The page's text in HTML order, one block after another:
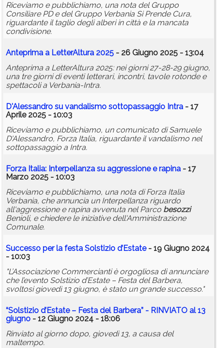
Riceviamo e pubblichiamo, una nota del Gruppo
Consiliare PD e del Gruppo Verbania Si Prende Cura,
riguardante il taglio degli alberi in città e la mancata
condivisione.
Anteprima a LetterAltura 2025 - 26 Giugno 2025 - 13:04
Anteprima a LetterAltura 2025: nei giorni 27-28-29 giugno,
una tre giorni di eventi letterari, incontri, tavole rotonde e
spettacoli a Verbania-Intra.
D'Alessandro su vandalismo sottopassaggio Intra - 17
Aprile 2025 - 10:03
Riceviamo e pubblichiamo, un comunicato di Samuele
D'Alessandro, Forza Italia, riguardante il vandalismo nel
sottopassaggio a Intra.
Forza Italia: Interpellanza su aggressione e rapina - 17
Marzo 2025 - 10:03
Riceviamo e pubblichiamo, una nota di Forza Italia
Verbania, che annuncia un Interpellanza riguardo
all'aggressione e rapina avvenuta nel Parco besozzi
Benioli, e chiedere le iniziative dell'Amministrazione
Comunale.
Successo per la festa Solstizio d’Estate- 19 Giugno 2024
- 10:03
"L’Associazione Commercianti è orgogliosa di annunciare
che l’evento Solstizio d’Estate – Festa del Barbera,
svoltosi giovedì 13 giugno, è stato un grande successo."
“Solstizio d’Estate – Festa del Barbera” - RINVIATO al 13
giugno - 12 Giugno 2024 - 18:06
Rinviato al giorno dopo, giovedì 13, a causa del
maltempo.